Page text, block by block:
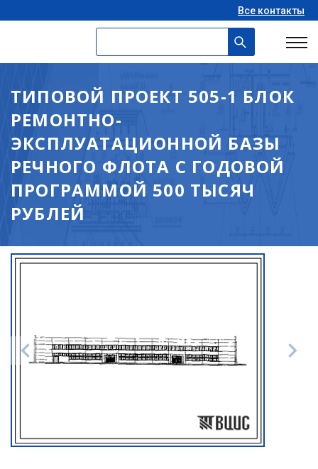
Все контакты
ТИПОВОЙ ПРОЕКТ 505-1 БЛОК
РЕМОНТНО-
ЭКСПЛУАТАЦИОННОЙ БАЗЫ
РЕЧНОГО ФЛОТА С ГОДОВОЙ
ПРОГРАММОЙ 500 ТЫСЯЧ
РУБЛЕЙ